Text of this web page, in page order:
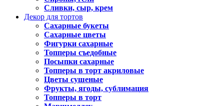
Сливки, сыр, крем
Декор для тортов
Сахарные букеты
Сахарные цветы
Фигурки сахарные
Топперы съедобные
Посыпки сахарные
Топперы в торт акриловые
Цветы сушеные
Фрукты, ягоды, сублимация
Топперы в торт